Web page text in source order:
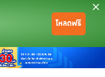
โหลดฟรี